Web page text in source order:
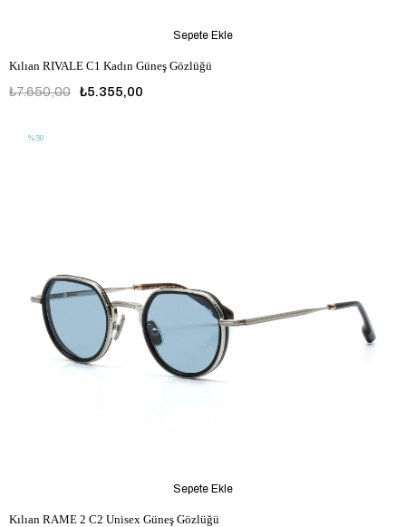
Kılıan RIVALE C1 Kadın Güneş Gözlüğü
₺5.355,00
₺7.650,00
Sepete Ekle
Kılıan RAME 2 C2 Unisex Güneş Gözlüğü
Sepete Ekle
%30